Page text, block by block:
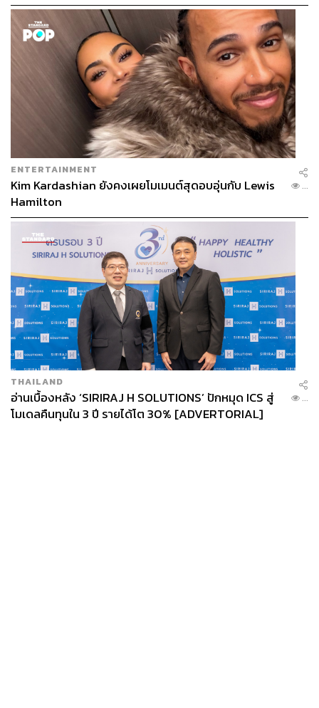
ENTERTAINMENT
Kim Kardashian ยังคงเผยโมเมนต์สุดอบอุ่นกับ Lewis
Hamilton
...
THAILAND
อ่านเบื้องหลัง ‘SIRIRAJ H SOLUTIONS’ ปักหมุด ICS สู่
โมเดลคืนทุนใน 3 ปี รายได้โต 30% [ADVERTORIAL]
...